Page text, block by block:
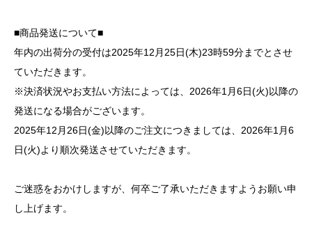
■商品発送について■
年内の出荷分の受付は2025年12月25日(木)23時59分までとさせ
ていただきます。
※決済状況やお支払い方法によっては、2026年1月6日(火)以降の
発送になる場合がございます。
2025年12月26日(金)以降のご注文につきましては、2026年1月6
日(火)より順次発送させていただきます。
ご迷惑をおかけしますが、何卒ご了承いただきますようお願い申
し上げます。